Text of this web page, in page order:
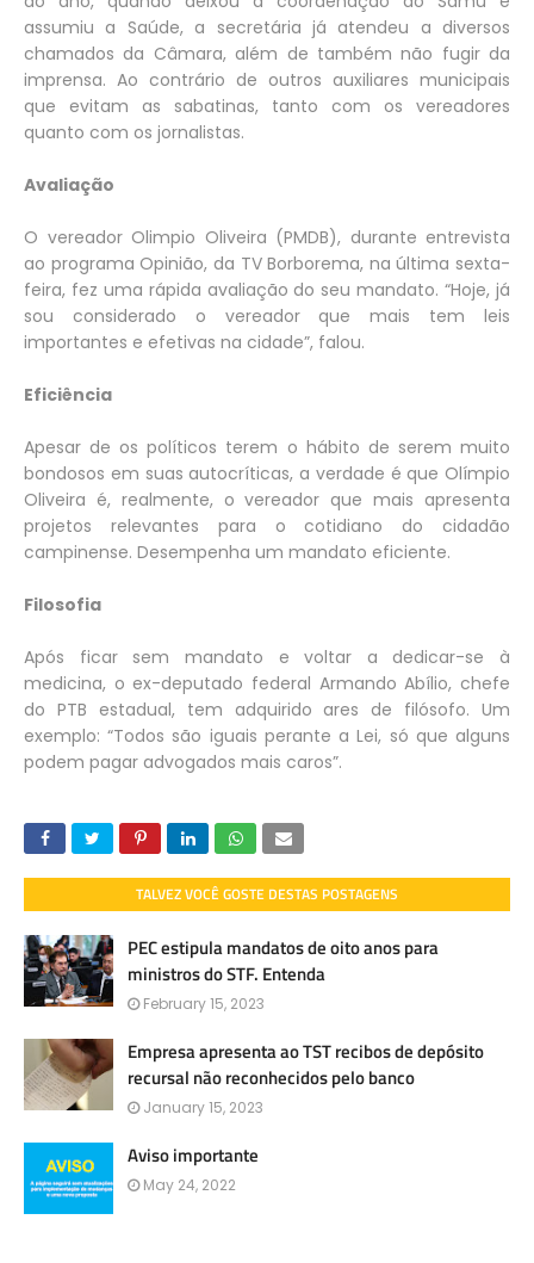
assumiu a Saúde, a secretária já atendeu a diversos
chamados da Câmara, além de também não fugir da
imprensa. Ao contrário de outros auxiliares municipais
que evitam as sabatinas, tanto com os vereadores
quanto com os jornalistas.
Avaliação
O vereador Olimpio Oliveira (PMDB), durante entrevista
ao programa Opinião, da TV Borborema, na última sexta-
feira, fez uma rápida avaliação do seu mandato. “Hoje, já
sou considerado o vereador que mais tem leis
importantes e efetivas na cidade”, falou.
Eficiência
Apesar de os políticos terem o hábito de serem muito
bondosos em suas autocríticas, a verdade é que Olímpio
Oliveira é, realmente, o vereador que mais apresenta
projetos relevantes para o cotidiano do cidadão
campinense. Desempenha um mandato eficiente.
Filosofia
Após ficar sem mandato e voltar a dedicar-se à
medicina, o ex-deputado federal Armando Abílio, chefe
do PTB estadual, tem adquirido ares de filósofo. Um
exemplo: “Todos são iguais perante a Lei, só que alguns
podem pagar advogados mais caros”.
TALVEZ VOCÊ GOSTE DESTAS POSTAGENS
PEC estipula mandatos de oito anos para
ministros do STF. Entenda
February 15, 2023
Empresa apresenta ao TST recibos de depósito
recursal não reconhecidos pelo banco
January 15, 2023
Aviso importante
May 24, 2022